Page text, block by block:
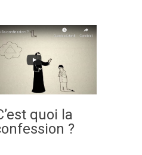
quoi la
?